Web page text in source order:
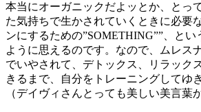
本当にオーガニックだよッとか、とっ
た気持ちで生かされていくときに必要
ンにするための”SOMETHING””、と
ように思えるのです。なので、ムレス
でいやされて、デトックス、リラック
きるまで、自分をトレーニングしてゆ
（デイヴィさんとっても美しい美言葉